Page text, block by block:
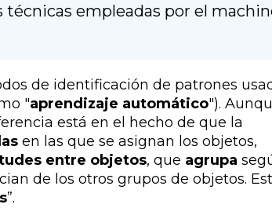
técnicas empleadas por el
de identificación de patrones
"aprendizaje automático").
está en el hecho de que la
en las que se asignan los objetos,
entre objetos, que agrupa
de los otros grupos de objetos.
”.